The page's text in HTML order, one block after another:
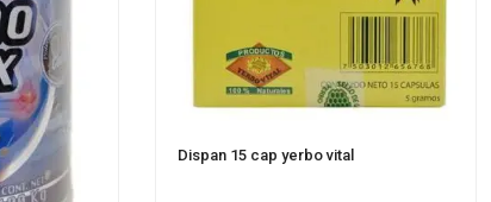
Dispan 15 cap yerbo vital